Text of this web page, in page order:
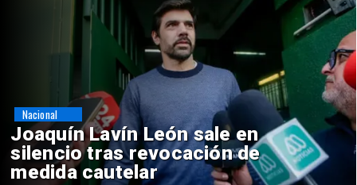
Chile y Venezuela formalizan
reinicio de relaciones
consulares
Nacional